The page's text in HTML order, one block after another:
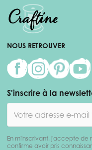
NOUS RETROUVER
S'inscrire à la
En m'inscrivant, j'accepte
confirme avoir pris